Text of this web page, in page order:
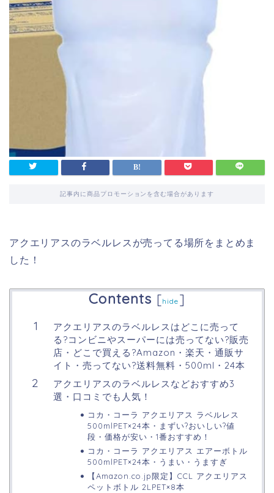
記事内に商品プロモーションを含む場合があります
アクエリアスのラベルレスが売ってる場所をまとめま
した！
Contents [hide ]
アクエリアスのラベルレスはどこに売って
る?コンビニやスーパーには売ってない?販売
店・どこで買える?Amazon・楽天・通販サ
イト・売ってない?送料無料・500ml・24本
アクエリアスのラベルレスなどおすすめ3
選・口コミでも人気！
コカ・コーラ アクエリアス ラベルレス
500mlPET×24本・まずい?おいしい?値
段・価格が安い・1番おすすめ！
コカ・コーラ アクエリアス エアーボトル
500mlPET×24本・うまい・うますぎ
【Amazon.co.jp限定】CCL アクエリアス
ペットボトル 2LPET×8本